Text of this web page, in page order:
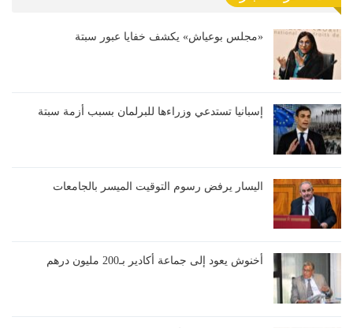
«مجلس بوعياش» يكشف خفايا عبور سبتة
إسبانيا تستدعي وزراءها للبرلمان بسبب أزمة سبتة
اليسار يرفض رسوم التوقيت الميسر بالجامعات
أخنوش يعود إلى جماعة أكادير بـ200 مليون درهم